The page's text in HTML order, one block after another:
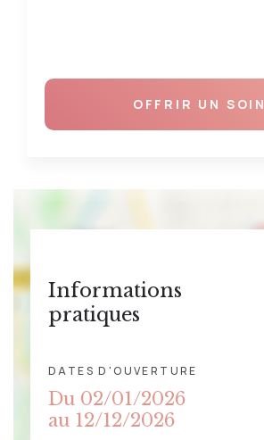
OFFRIR UN SOIN
Informations
pratiques
DATES D'OUVERTURE
Du 02/01/2026
au 12/12/2026